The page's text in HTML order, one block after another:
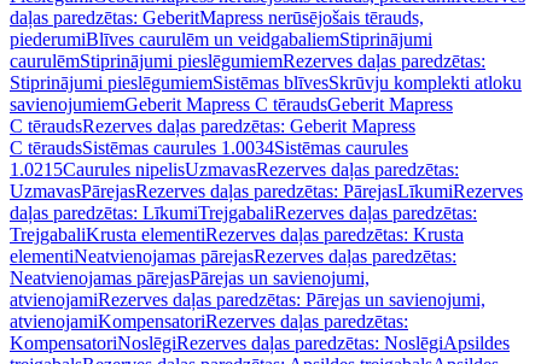
daļas paredzētas: GeberitMapress nerūsējošais tērauds,
piederumiBlīves caurulēm un veidgabaliemStiprinājumi
caurulēmStiprinājumi pieslēgumiemRezerves daļas paredzētas:
Stiprinājumi pieslēgumiemSistēmas blīvesSkrūvju komplekti atloku
savienojumiemGeberit Mapress C tēraudsGeberit Mapress
C tēraudsRezerves daļas paredzētas: Geberit Mapress
C tēraudsSistēmas caurules 1.0034Sistēmas caurules
1.0215Caurules nipelisUzmavasRezerves daļas paredzētas:
UzmavasPārejasRezerves daļas paredzētas: PārejasLīkumiRezerves
daļas paredzētas: LīkumiTrejgabaliRezerves daļas paredzētas:
TrejgabaliKrusta elementiRezerves daļas paredzētas: Krusta
elementiNeatvienojamas pārejasRezerves daļas paredzētas:
Neatvienojamas pārejasPārejas un savienojumi,
atvienojamiRezerves daļas paredzētas: Pārejas un savienojumi,
atvienojamiKompensatoriRezerves daļas paredzētas:
KompensatoriNoslēgiRezerves daļas paredzētas: NoslēgiApsildes